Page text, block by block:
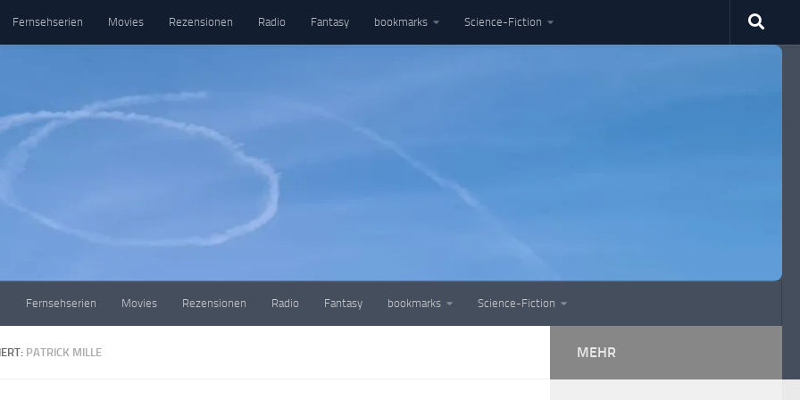
Fernsehserien Movies Rezensionen Radio Fantasy bookmarks Science-Fiction
Fernsehserien Movies Rezensionen Radio Fantasy bookmarks Science-Fiction
PATRICK MILLE MEHR